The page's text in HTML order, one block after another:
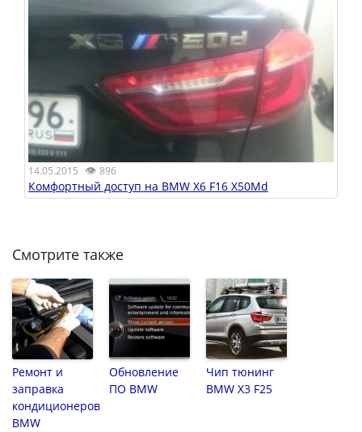
14.05.2015 👁 896
Комфортный доступ на BMW X6 F16 X50Md
Смотрите также
Ремонт и
заправка
кондиционеров
BMW
Обновление
ПО BMW
Чип тюнинг
BMW X3 F25